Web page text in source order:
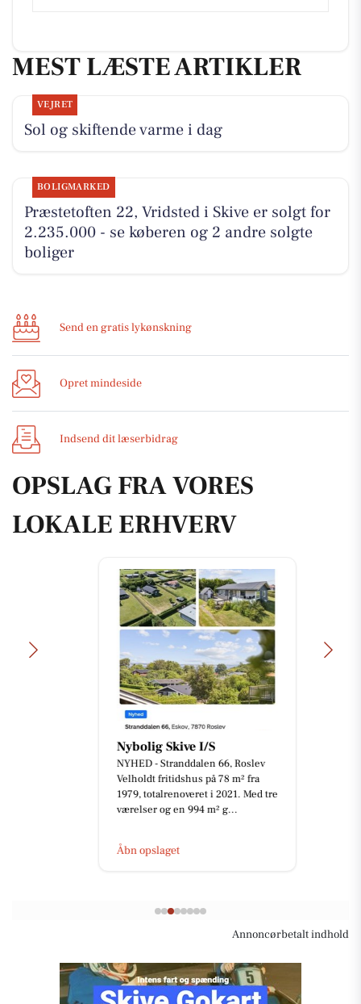
MEST LÆSTE ARTIKLER
VEJRET
Sol og skiftende varme i dag
BOLIGMARKED
Præstetoften 22, Vridsted i Skive er solgt for
2.235.000 - se køberen og 2 andre solgte
boliger
Send en gratis lykønskning
Opret mindeside
Indsend dit læserbidrag
OPSLAG FRA VORES
LOKALE ERHVERV
Nybolig Skive I/S
NYHED - Stranddalen 66, Roslev
Velholdt fritidshus på 78 m² fra
1979, totalrenoveret i 2021. Med tre
værelser og en 994 m² g...
Åbn opslaget
Annoncørbetalt indhold